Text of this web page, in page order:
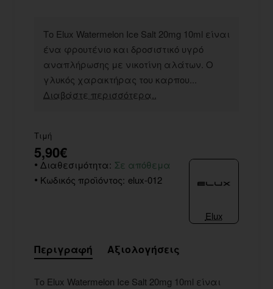
Το Elux Watermelon Ice Salt 20mg 10ml είναι
ένα φρουτένιο και δροσιστικό υγρό
αναπλήρωσης με νικοτίνη αλάτων. Ο
γλυκός χαρακτήρας του καρπου...
Διαβάστε περισσότερα..
Τιμή
5,90€
Διαθεσιμότητα: Σε απόθεμα
Κωδικός προϊόντος: elux-012
Elux
Περιγραφή Αξιολογήσεις
Το Elux Watermelon Ice Salt 20mg 10ml είναι